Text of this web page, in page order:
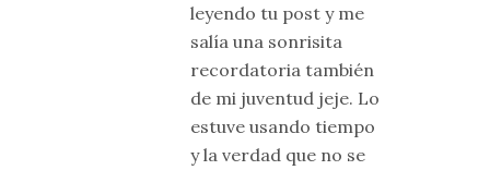
leyendo tu post y me
salía una sonrisita
recordatoria también
de mi juventud jeje. Lo
estuve usando tiempo
y la verdad que no se